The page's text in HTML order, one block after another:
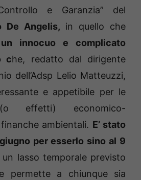
e Garanzia” del
De Angelis, in quello che
un innocuo e complicato
che, redatto dal dirigente
dell’Adsp Lelio Matteuzzi,
e appetibile per le
(o effetti) economico-
ambientali. E’ stato
per esserlo sino al 9
un lasso temporale previsto
permette a chiunque sia